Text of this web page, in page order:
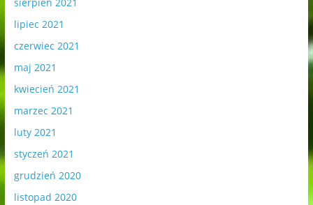
sierpień 2021
lipiec 2021
czerwiec 2021
maj 2021
kwiecień 2021
marzec 2021
luty 2021
styczeń 2021
grudzień 2020
listopad 2020